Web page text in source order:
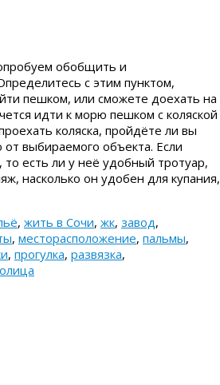
обобщить и
с этим пунктом,
пешком, или сможете доехать на
идти к морю пешком с коляской
коляска, пройдёте ли вы
выбираемого объекта. Если
то есть ли у неё удобный тротуар,
насколько он удобен для купания,
, жить в Сочи, жк, завод,
, месторасположение, пальмы,
, прогулка, развязка,